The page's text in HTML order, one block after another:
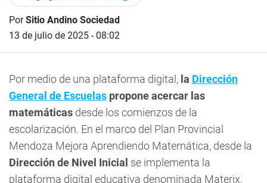
PorSitio Andino Sociedad
13 de julio de 2025 - 08:02
Por medio de una plataforma digital, la Dirección
General de Escuelas propone acercar las
matemáticas desde los comienzos de la
escolarización. En el marco del Plan Provincial
Mendoza Mejora Aprendiendo Matemática, desde la
Dirección de Nivel Inicial se implementa la
plataforma digital educativa denominada Materix,